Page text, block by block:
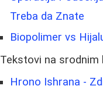
Treba da Znate
Biopolimer vs
Tekstovi na srodnim
Hrono Ishrana -